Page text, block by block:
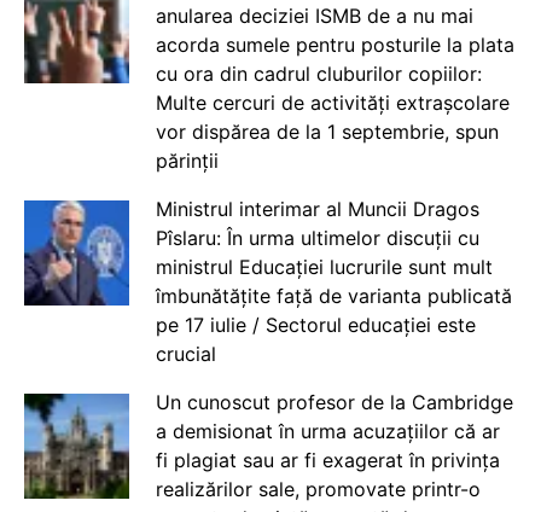
anularea deciziei ISMB de a nu mai
acorda sumele pentru posturile la plata
cu ora din cadrul cluburilor copiilor:
Multe cercuri de activități extrașcolare
vor dispărea de la 1 septembrie, spun
părinții
Ministrul interimar al Muncii Dragos
Pîslaru: În urma ultimelor discuții cu
ministrul Educației lucrurile sunt mult
îmbunătățite față de varianta publicată
pe 17 iulie / Sectorul educației este
crucial
Un cunoscut profesor de la Cambridge
a demisionat în urma acuzațiilor că ar
fi plagiat sau ar fi exagerat în privința
realizărilor sale, promovate printr-o